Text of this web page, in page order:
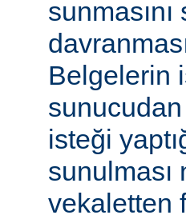
Belgelerin
isteği
vekaletten